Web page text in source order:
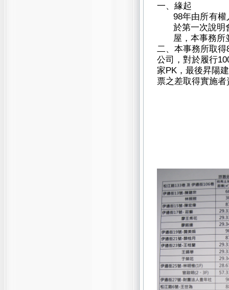
一、緣起
98年由所有權
於第一次說明
屋，本事務所
二、本事務所取
公司，對於履行
家PK，最後昇陽
票之差取得實施者